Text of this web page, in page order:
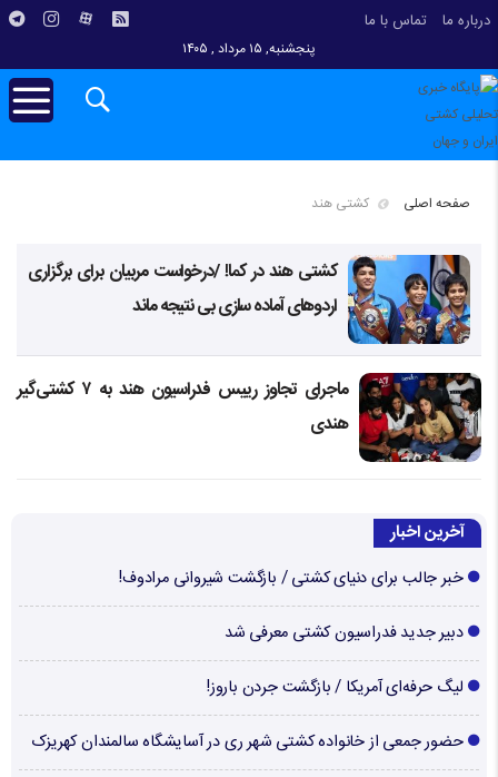
درباره ما تماس با ما
پنجشنبه, ۱۵ مرداد , ۱۴۰۵
صفحه اصلی کشتی هند
کشتی هند در کما! /درخواست مربیان برای برگزاری
اردوهای آماده سازی بی نتیجه ماند
ماجرای تجاوز رییس فدراسیون هند به ۷ کشتی‌گیر
هندی
آخرین اخبار
خبر جالب برای دنیای کشتی / بازگشت شیروانی مرادوف!
دبیر جدید فدراسیون کشتی معرفی شد
لیگ حرفه‌ای آمریکا / بازگشت جردن باروز!
حضور جمعی از خانواده کشتی شهر ری در آسایشگاه سالمندان کهریزک